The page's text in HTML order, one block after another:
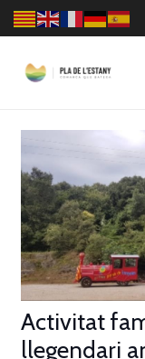
Activitat
llegendari